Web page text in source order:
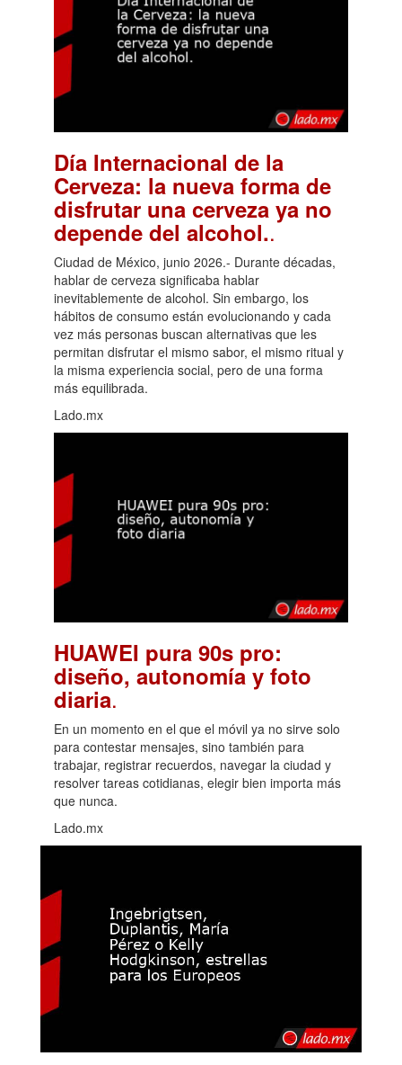
Día Internacional de la
Cerveza: la nueva forma de
disfrutar una cerveza ya no
depende del alcohol..
Ciudad de México, junio 2026.- Durante décadas,
hablar de cerveza significaba hablar
inevitablemente de alcohol. Sin embargo, los
hábitos de consumo están evolucionando y cada
vez más personas buscan alternativas que les
permitan disfrutar el mismo sabor, el mismo ritual y
la misma experiencia social, pero de una forma
más equilibrada.
Lado.mx
HUAWEI pura 90s pro:
diseño, autonomía y foto
diaria.
En un momento en el que el móvil ya no sirve solo
para contestar mensajes, sino también para
trabajar, registrar recuerdos, navegar la ciudad y
resolver tareas cotidianas, elegir bien importa más
que nunca.
Lado.mx